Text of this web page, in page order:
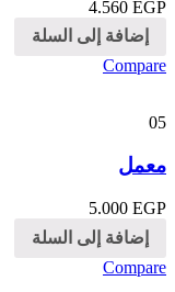
4.560 EGP
إضافة إلى السلة
Compare
05
معمل
5.000 EGP
إضافة إلى السلة
Compare